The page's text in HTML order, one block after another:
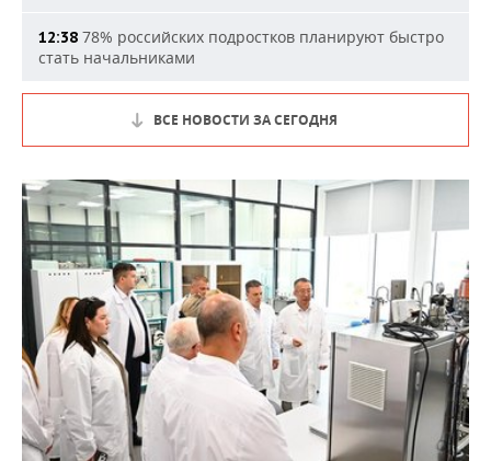
12:38 78% российских подростков планируют быстро
стать начальниками
ВСЕ НОВОСТИ ЗА СЕГОДНЯ